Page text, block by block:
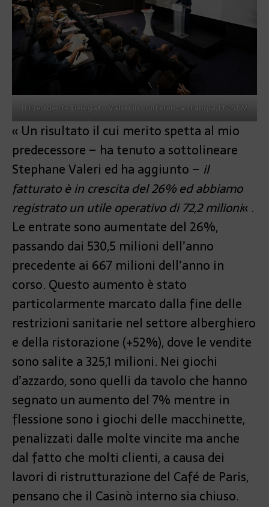
Il Presidente Delegato Valeri in conferenza stampa,ft©SBM
« Un risultato il cui merito spetta al mio
predecessore – ha tenuto a sottolineare
Stephane Valeri ed ha aggiunto – il
fatturato è in crescita del 26% ed abbiamo
registrato un utile operativo di 72,2 milioni« .
Le entrate sono aumentate del 26%,
passando dai 530,5 milioni dell’anno
precedente ai 667 milioni dell’anno in
corso. Questo aumento è stato
particolarmente marcato dalla fine delle
restrizioni sanitarie nel settore alberghiero
e della ristorazione (+52%), dove le vendite
sono salite a 325,1 milioni. Nei giochi
d’azzardo, sono quelli da tavolo che hanno
segnato un aumento del 7% mentre in
flessione sono i giochi delle macchinette,
penalizzati dalle molte vincite ma anche
dal fatto che molti clienti, a causa dei
lavori di ristrutturazione del Café de Paris,
pensano che il Casinò interno sia chiuso.